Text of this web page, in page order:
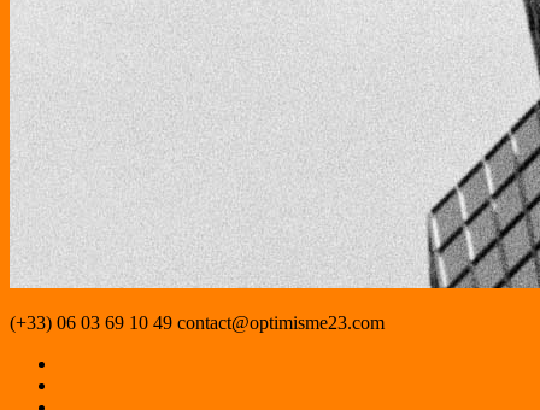
(+33) 06 03 69 10 49 contact@optimisme23.com